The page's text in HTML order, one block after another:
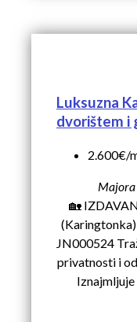
Luksuzna
dvorištem i
2.600€/
Majora
🏡
(Karingtonka)
JN000524
privatnosti i